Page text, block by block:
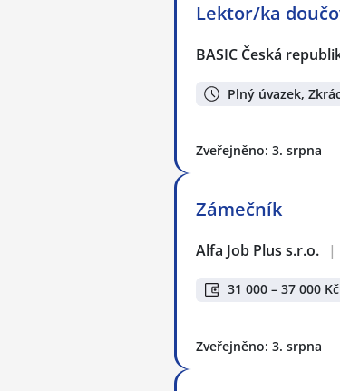
Lektor/ka
BASIC Česká
Plný úvazek,
Zveřejněno: 3. srpna
Zámečník
Alfa Job Plus s.r.o. |
31 000 – 37 000 Kč
Zveřejněno: 3. srpna